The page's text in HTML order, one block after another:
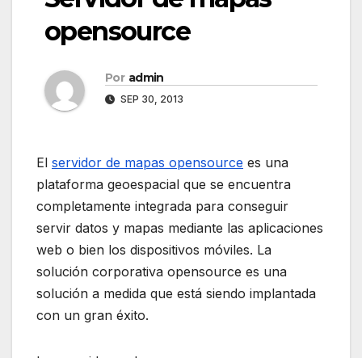
opensource
Por admin
SEP 30, 2013
El servidor de mapas opensource es una
plataforma geoespacial que se encuentra
completamente integrada para conseguir
servir datos y mapas mediante las aplicaciones
web o bien los dispositivos móviles. La
solución corporativa opensource es una
solución a medida que está siendo implantada
con un gran éxito.